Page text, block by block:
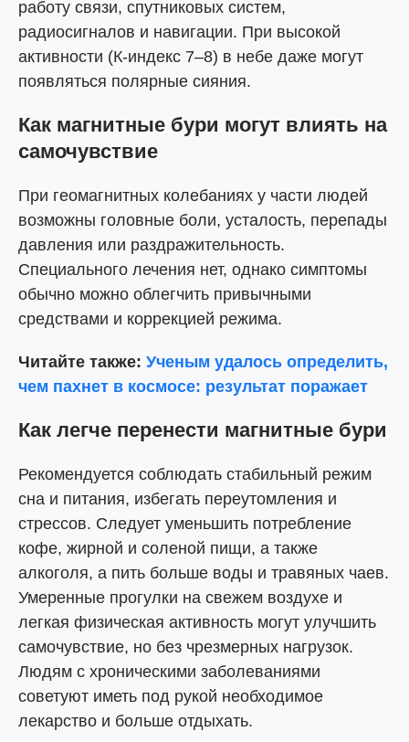
работу связи, спутниковых систем,
радиосигналов и навигации. При высокой
активности (К-индекс 7–8) в небе даже могут
появляться полярные сияния.
Как магнитные бури могут влиять на
самочувствие
При геомагнитных колебаниях у части людей
возможны головные боли, усталость, перепады
давления или раздражительность.
Специального лечения нет, однако симптомы
обычно можно облегчить привычными
средствами и коррекцией режима.
Читайте также: Ученым удалось определить,
чем пахнет в космосе: результат поражает
Как легче перенести магнитные бури
Рекомендуется соблюдать стабильный режим
сна и питания, избегать переутомления и
стрессов. Следует уменьшить потребление
кофе, жирной и соленой пищи, а также
алкоголя, а пить больше воды и травяных чаев.
Умеренные прогулки на свежем воздухе и
легкая физическая активность могут улучшить
самочувствие, но без чрезмерных нагрузок.
Людям с хроническими заболеваниями
советуют иметь под рукой необходимое
лекарство и больше отдыхать.